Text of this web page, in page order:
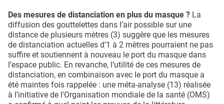
Des mesures de distanciation en plus du masque ? La
diffusion des gouttelettes dans l’air possible sur une
distance de plusieurs mètres (3) suggère que les mesures
de distanciation actuelles d’1 à 2 mètres pourraient ne pas
suffire et soutiennent à nouveau le port du masque dans
l’espace public. En revanche, l’utilité de ces mesures de
distanciation, en combinaison avec le port du masque a
été maintes fois rappelée : une méta-analyse (13) réalisée
à l’initiative de l'Organisation mondiale de la santé (OMS)